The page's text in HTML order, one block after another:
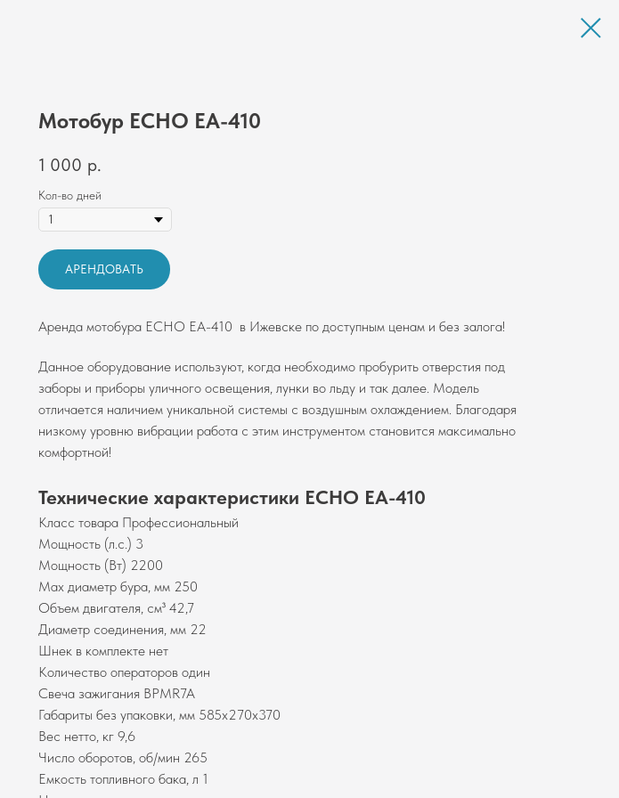
Мотобур ECHO EA-410
1 000 р.
Кол-во дней
АРЕНДОВАТЬ
Аренда мотобура ECHO EA-410 в Ижевске по доступным ценам и без залога!
Данное оборудование используют, когда необходимо пробурить отверстия под
заборы и приборы уличного освещения, лунки во льду и так далее. Модель
отличается наличием уникальной системы с воздушным охлаждением. Благодаря
низкому уровню вибрации работа с этим инструментом становится максимально
комфортной!
Технические характеристики ECHO EA-410
Класс товара Профессиональный
Мощность (л.с.) 3
Мощность (Вт) 2200
Мах диаметр бура, мм 250
Объем двигателя, см³ 42,7
Диаметр соединения, мм 22
Шнек в комплекте нет
Количество операторов один
Свеча зажигания BPMR7A
Габариты без упаковки, мм 585х270х370
Вес нетто, кг 9,6
Число оборотов, об/мин 265
Емкость топливного бака, л 1